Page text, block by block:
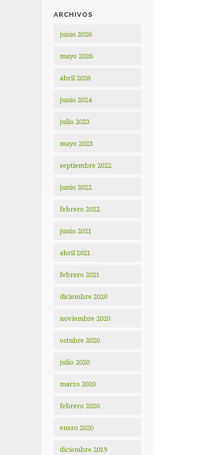
ARCHIVOS
junio 2026
mayo 2026
abril 2026
junio 2024
julio 2023
mayo 2023
septiembre 2022
junio 2022
febrero 2022
junio 2021
abril 2021
febrero 2021
diciembre 2020
noviembre 2020
octubre 2020
julio 2020
marzo 2020
febrero 2020
enero 2020
diciembre 2019